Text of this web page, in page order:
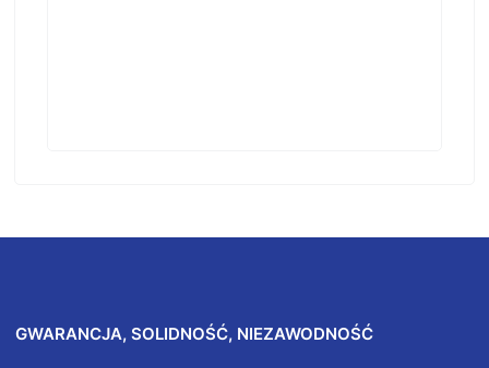
GWARANCJA, SOLIDNOŚĆ, NIEZAWODNOŚĆ